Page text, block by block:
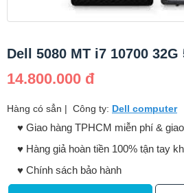
Dell 5080 MT i7 10700 32G
14.800.000 đ
Hàng có sẳn | Công ty: Dell computer
♥️ Giao hàng TPHCM miễn phí &
♥️ Hàng giả hoàn tiền 100% tận tay
♥️ Chính sách bảo hành